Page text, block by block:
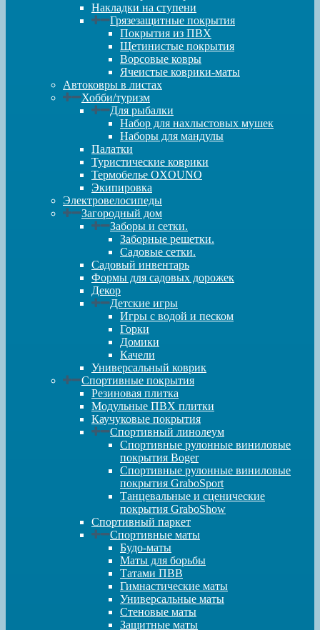
Накладки на ступени
Грязезащитные покрытия
Покрытия из ПВХ
Щетинистые покрытия
Ворсовые ковры
Ячеистые коврики-маты
Автоковры в листах
Хобби/туризм
Для рыбалки
Набор для нахлыстовых мушек
Наборы для мандулы
Палатки
Туристические коврики
Термобелье OXOUNO
Экипировка
Электровелосипеды
Загородный дом
Заборы и сетки.
Заборные решетки.
Садовые сетки.
Садовый инвентарь
Формы для садовых дорожек
Декор
Детские игры
Игры с водой и песком
Горки
Домики
Качели
Универсальный коврик
Спортивные покрытия
Резиновая плитка
Модульные ПВХ плитки
Каучуковые покрытия
Спортивный линолеум
Спортивные рулонные виниловые
покрытия Boger
Спортивные рулонные виниловые
покрытия GraboSport
Танцевальные и сценические
покрытия GraboShow
Спортивный паркет
Спортивные маты
Будо-маты
Маты для борьбы
Татами ПВВ
Гимнастические маты
Универсальные маты
Стеновые маты
Защитные маты